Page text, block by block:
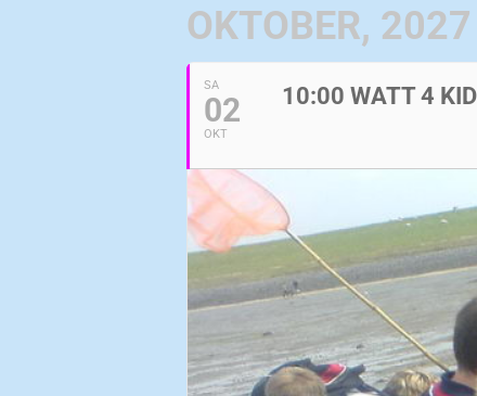
OKTOBER, 2027
SA
02
OKT
10:00 WATT 4